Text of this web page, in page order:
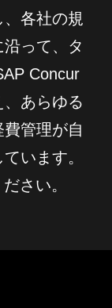
各社の規
って、タ
Concur
あらゆる
管理が自
います。
さい。